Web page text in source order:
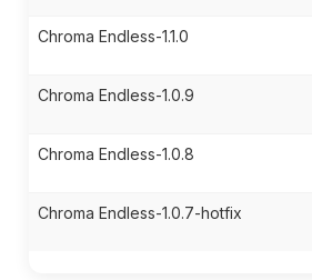
Chroma Endless-1.1.0
Chroma Endless-1.0.9
Chroma Endless-1.0.8
Chroma Endless-1.0.7-hotfix